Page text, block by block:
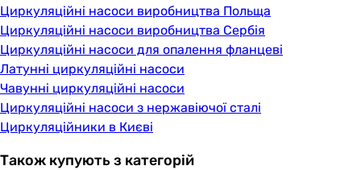
Циркуляційні насоси виробництва Польща
Циркуляційні насоси виробництва Сербія
Циркуляційні насоси для опалення фланцеві
Латунні циркуляційні насоси
Чавунні циркуляційні насоси
Циркуляційні насоси з нержавіючої сталі
Циркуляційники в Києві
Також купують з категорій